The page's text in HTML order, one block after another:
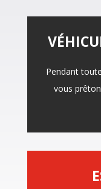
Pendant
vous